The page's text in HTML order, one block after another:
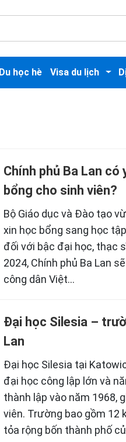
Du học hè Visa du lịch
Chính phủ Ba Lan
bổng cho sinh viên?
Bộ Giáo dục và Đào tạo
xin học bổng sang học
đối với bậc đại học, thạc
2024, Chính phủ Ba Lan
công dân Việt…
Đại học Silesia –
Lan
Đại học Silesia tại
đại học công lập lớn và
thành lập vào năm 1968,
viên. Trường bao gồm 12
tỏa rộng bốn thành phố